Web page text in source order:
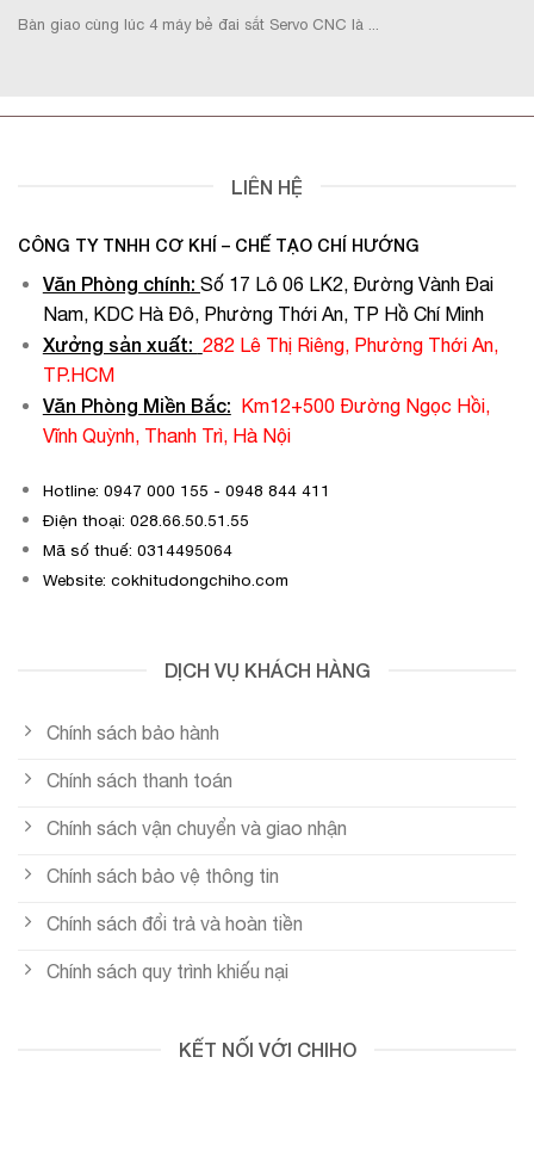
Bàn giao cùng lúc 4 máy bẻ đai sắt Servo CNC là ...
LIÊN HỆ
CÔNG TY TNHH CƠ KHÍ – CHẾ TẠO CHÍ HƯỚNG
Văn Phòng chính: Số 17 Lô 06 LK2, Đường Vành Đai
Nam, KDC Hà Đô, Phường Thới An, TP Hồ Chí Minh
Xưởng sản xuất: 282 Lê Thị Riêng, Phường Thới An,
TP.HCM
Văn Phòng Miền Bắc: Km12+500 Đường Ngọc Hồi,
Vĩnh Quỳnh, Thanh Trì, Hà Nội
Hotline: 0947 000 155 - 0948 844 411
Điện thoại: 028.66.50.51.55
Mã số thuế: 0314495064
Website: cokhitudongchiho.com
DỊCH VỤ KHÁCH HÀNG
Chính sách bảo hành
Chính sách thanh toán
Chính sách vận chuyển và giao nhận
Chính sách bảo vệ thông tin
Chính sách đổi trả và hoàn tiền
Chính sách quy trình khiếu nại
KẾT NỐI VỚI CHIHO